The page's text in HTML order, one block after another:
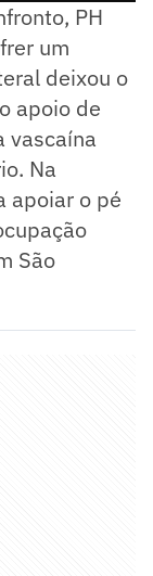
PH
um
deixou o
apoio de
vascaína
Na
apoiar o pé
São